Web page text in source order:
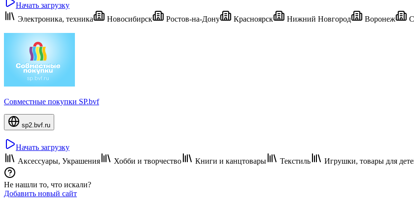
Начать загрузку
Электроника, техника
Новосибирск Ростов-на-Дону Красноярск Нижний Новгород Воронеж
Совместные покупки SP.bvf
sp2.bvf.ru
Начать загрузку
Аксессуары, Украшения
Хобби и творчество Книги и канцтовары Текстиль Игрушки, товары для
Не нашли то, что искали?
Добавить новый сайт